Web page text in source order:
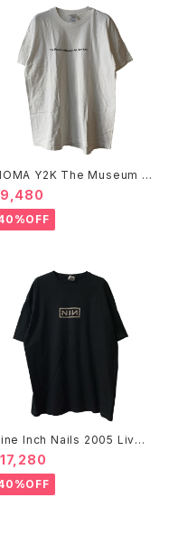
Y2K The Museum O
Art, New York Te
Inch Nails 2005 Live
Teeth Band Tee